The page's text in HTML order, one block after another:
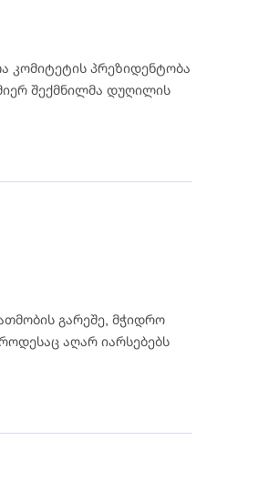
კომიტეტის პრეზიდენტობა
შექმნილმა დუღილის
გარეშე, მჭიდრო
აღარ იარსებებს